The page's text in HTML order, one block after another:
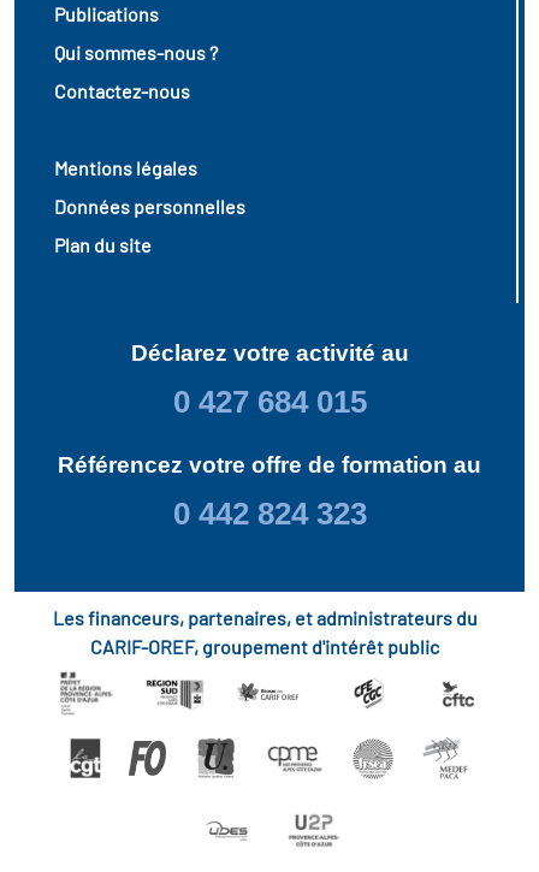
Publications
Qui sommes-nous ?
Contactez-nous
Mentions légales
Données personnelles
Plan du site
Déclarez votre activité au
0 427 684 015
Référencez votre offre de formation au
0 442 824 323
Les financeurs, partenaires, et administrateurs du
CARIF-OREF, groupement d'intérêt public